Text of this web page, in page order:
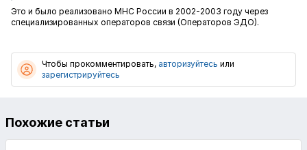
Это и было реализовано МНС России в 2002-2003 году через
специализированных операторов связи (Операторов ЭДО).
Чтобы прокомментировать, авторизуйтесь или
зарегистрируйтесь
Похожие статьи